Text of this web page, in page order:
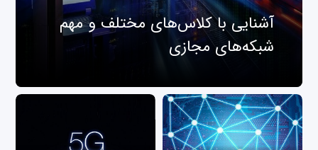
آشنایی با کلاس‌های مختلف و مهم
شبکه‌های مجازی